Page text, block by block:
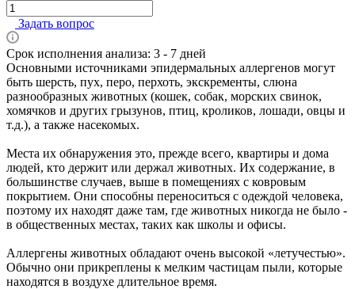
Задать вопрос
Срок исполнения анализа: 3 - 7 дней
Основными источниками эпидермальных аллергенов могут
быть шерсть, пух, перо, перхоть, экскременты, слюна
разнообразных животных (кошек, собак, морских свинок,
хомячков и других грызунов, птиц, кроликов, лошади, овцы и
т.д.), а также насекомых.
Места их обнаружения это, прежде всего, квартиры и дома
людей, кто держит или держал животных. Их содержание, в
большинстве случаев, выше в помещениях с ковровым
покрытием. Они способны переноситься с одеждой человека,
поэтому их находят даже там, где животных никогда не было -
в общественных местах, таких как школы и офисы.
Аллергены животных обладают очень высокой «летучестью».
Обычно они прикреплены к мелким частицам пыли, которые
находятся в воздухе длительное время.